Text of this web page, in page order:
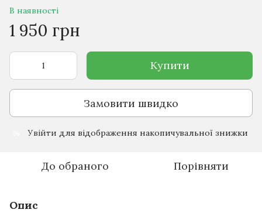
В наявності
1 950 грн
Купити
Замовити швидко
Увійти для відображення накопичувальної знижки
До обраного Порівняти
Опис